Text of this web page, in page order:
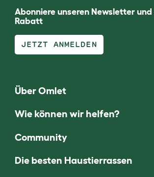
Abonniere unseren Newsletter und
Rabatt
JETZT ANMELDEN
Über Omlet
Wie können wir helfen?
Community
Die besten Haustierrassen